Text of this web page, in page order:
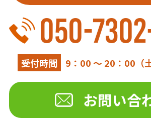
050-
受付時間 9：00 ～ 20：00（
お問い合